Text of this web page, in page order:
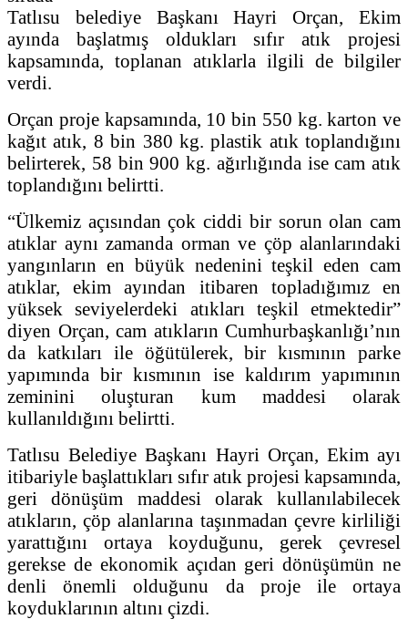
Tatlısu belediye Başkanı Hayri Orçan, Ekim
ayında başlatmış oldukları sıfır atık projesi
kapsamında, toplanan atıklarla ilgili de bilgiler
verdi.
Orçan proje kapsamında, 10 bin 550 kg. karton ve
kağıt atık, 8 bin 380 kg. plastik atık toplandığını
belirterek, 58 bin 900 kg. ağırlığında ise cam atık
toplandığını belirtti.
“Ülkemiz açısından çok ciddi bir sorun olan cam
atıklar aynı zamanda orman ve çöp alanlarındaki
yangınların en büyük nedenini teşkil eden cam
atıklar, ekim ayından itibaren topladığımız en
yüksek seviyelerdeki atıkları teşkil etmektedir”
diyen Orçan, cam atıkların Cumhurbaşkanlığı’nın
da katkıları ile öğütülerek, bir kısmının parke
yapımında bir kısmının ise kaldırım yapımının
zeminini oluşturan kum maddesi olarak
kullanıldığını belirtti.
Tatlısu Belediye Başkanı Hayri Orçan, Ekim ayı
itibariyle başlattıkları sıfır atık projesi kapsamında,
geri dönüşüm maddesi olarak kullanılabilecek
atıkların, çöp alanlarına taşınmadan çevre kirliliği
yarattığını ortaya koyduğunu, gerek çevresel
gerekse de ekonomik açıdan geri dönüşümün ne
denli önemli olduğunu da proje ile ortaya
koyduklarının altını çizdi.